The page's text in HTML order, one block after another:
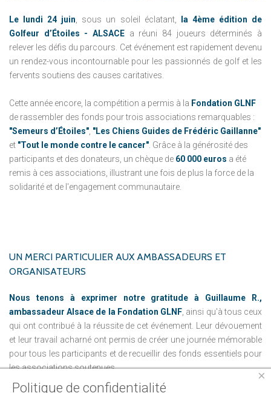
Le lundi 24 juin , sous un soleil éclatant,
la 4ème édition de
Golfeur d’Étoiles - ALSACE a réuni 84 joueurs déterminés à
relever les défis du parcours. Cet événement est rapidement devenu
un rendez-vous incontournable pour les passionnés de golf et les
fervents soutiens des causes caritatives.
Cette année encore, la compétition a permis à la Fondation GLNF
de rassembler des fonds pour trois associations remarquables :
"Semeurs d’Étoiles" "Les Chiens Guides de Frédéric Gaillanne"
et "Tout le monde contre le cancer" . Grâce à la générosité des
participants et des donateurs, un chèque de 60 000 euros a été
remis à ces associations, illustrant une fois de plus la force de la
solidarité et de l'engagement communautaire.
UN MERCI PARTICULIER AUX AMBASSADEURS ET
ORGANISATEURS
Nous tenons à exprimer notre gratitude à Guillaume R.,
ambassadeur Alsace de la Fondation GLNF , ainsi qu'à tous ceux
qui ont contribué à la réussite de cet événement. Leur dévouement
et leur travail acharné ont permis de créer une journée mémorable
pour tous les participants et de recueillir des fonds essentiels pour
les associations soutenues.
×
Politique de confidentialité